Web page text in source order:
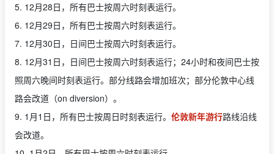
5. 12月28日，所有巴士按周六时刻表运行。
6. 12月29日，所有巴士按周六时刻表运行。
7. 12月30日，日间巴士按周六时刻表运行。
8. 12月31日，日间巴士按周六时刻表运行；24小时和夜间巴士按
照周六晚间时刻表运行。部分线路会增加班次；部分伦敦中心线
路会改道（on diversion）。
9. 1月1日，所有巴士按周日时刻表运行。 伦敦新年游行路线沿线
会改道。